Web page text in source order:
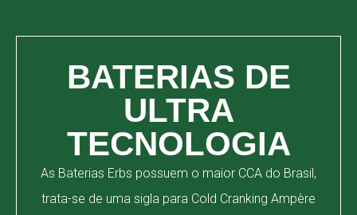
BATERIAS DE
ULTRA
TECNOLOGIA
As Baterias Erbs possuem o maior CCA do Brasil,
trata-se de uma sigla para Cold Cranking Ampère